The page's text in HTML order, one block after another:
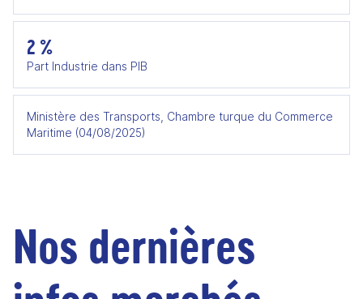
2 %
Part Industrie dans PIB
Ministère des Transports, Chambre turque du Commerce
Maritime (04/08/2025)
Nos dernières